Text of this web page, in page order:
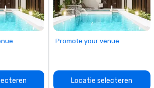
Promote your venue
Locatie selecteren